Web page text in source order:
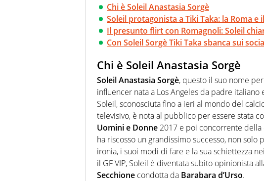
Chi è Soleil Anastasia Sorgè
Soleil protagonista a Tiki Taka: la Roma e
Il presunto flirt con Romagnoli: Soleil
Con Soleil Sorgè Tiki Taka sbanca sui
Chi è Soleil Anastasia Sorgè
Soleil Anastasia Sorgè, questo il suo nome
influencer nata a Los Angeles da padre
Soleil, sconosciuta fino a ieri al mondo del
televisivo, è nota al pubblico per essere stata
Uomini e Donne 2017 e poi concorrente della
ha riscosso un grandissimo successo, non solo
ironia, i suoi modi di fare e la sua schiettezza
il GF VIP, Soleil è diventata subito opinionista
Secchione condotta da Barabara d’Urso.